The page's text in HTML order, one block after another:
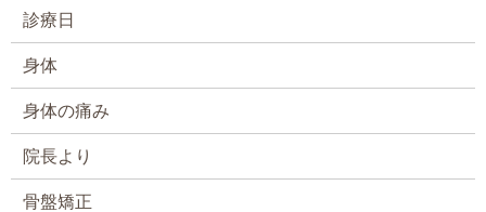
診療日
身体
身体の痛み
院長より
骨盤矯正